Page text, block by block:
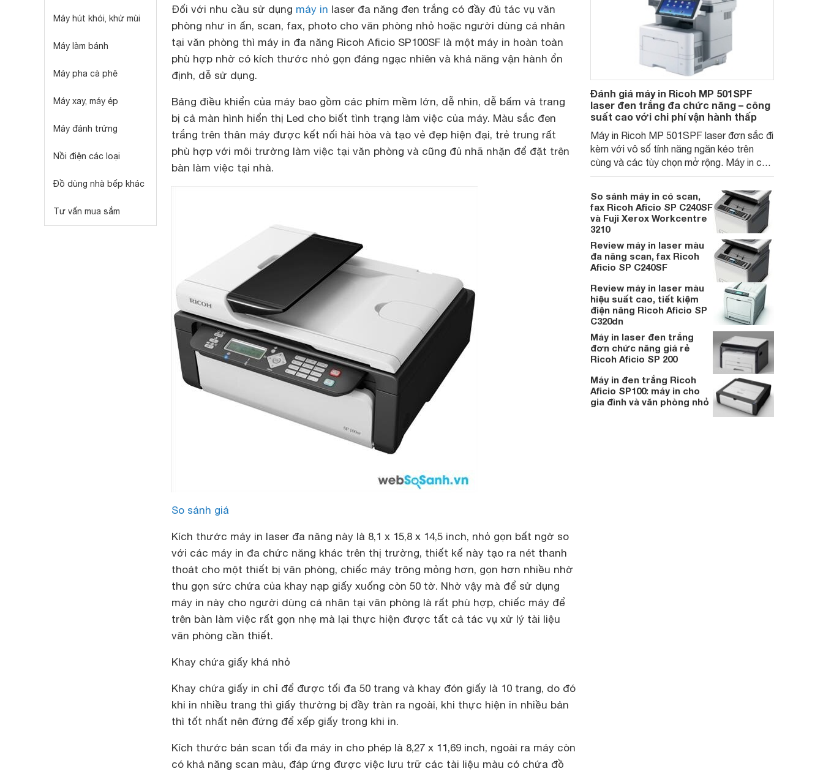
Máy hút khói, khử mùi
Máy làm bánh
Máy pha cà phê
Máy xay, máy ép
Máy đánh trứng
Nồi điện các loại
Đồ dùng nhà bếp khác
Tư vấn mua sắm
Đối với nhu cầu sử dụng máy in laser đa năng đen trắng có đầy đủ tác vụ văn
phòng như in ấn, scan, fax, photo cho văn phòng nhỏ hoặc người dùng cá nhân
tại văn phòng thì máy in đa năng Ricoh Aficio SP100SF là một máy in hoàn toàn
phù hợp nhờ có kích thước nhỏ gọn đáng ngạc nhiên và khả năng vận hành ổn
định, dễ sử dụng.
Bảng điều khiển của máy bao gồm các phím mềm lớn, dễ nhìn, dễ bấm và trang
bị cả màn hình hiển thị Led cho biết tình trạng làm việc của máy. Màu sắc đen
trắng trên thân máy được kết nối hài hòa và tạo vẻ đẹp hiện đại, trẻ trung rất
phù hợp với môi trường làm việc tại văn phòng và cũng đủ nhã nhặn để đặt trên
bàn làm việc tại nhà.
So sánh giá
Kích thước máy in laser đa năng này là 8,1 x 15,8 x 14,5 inch, nhỏ gọn bất ngờ so
với các máy in đa chức năng khác trên thị trường, thiết kế này tạo ra nét thanh
thoát cho một thiết bị văn phòng, chiếc máy trông mỏng hơn, gọn hơn nhiều nhờ
thu gọn sức chứa của khay nạp giấy xuống còn 50 tờ. Nhờ vậy mà để sử dụng
máy in này cho người dùng cá nhân tại văn phòng là rất phù hợp, chiếc máy để
trên bàn làm việc rất gọn nhẹ mà lại thực hiện được tất cả tác vụ xử lý tài liệu
văn phòng cần thiết.
Khay chứa giấy khá nhỏ
Khay chứa giấy in chỉ để được tối đa 50 trang và khay đón giấy là 10 trang, do đó
khi in nhiều trang thì giấy thường bị đầy tràn ra ngoài, khi thực hiện in nhiều bản
thì tốt nhất nên đứng để xếp giấy trong khi in.
Kích thước bản scan tối đa máy in cho phép là 8,27 x 11,69 inch, ngoài ra máy còn
có khả năng scan màu, đáp ứng được việc lưu trữ các tài liệu màu có chứa đồ
Đánh giá máy in Ricoh MP 501SPF
laser đen trắng đa chức năng – công
suất cao với chi phí vận hành thấp
Máy in Ricoh MP 501SPF laser đơn sắc đi
kèm với vô số tính năng ngăn kéo trên
cùng và các tùy chọn mở rộng. Máy in có
độ bền cao, nhanh chóng và có chi phí rất
thấp cho mỗi trang, nhưng bản thân máy in
sẽ khiến bạn phải bỏ nhiều chi phí mới sở
hữu được nó.
So sánh máy in có scan,
fax Ricoh Aficio SP C240SF
và Fuji Xerox Workcentre
3210
Review máy in laser màu
đa năng scan, fax Ricoh
Aficio SP C240SF
Review máy in laser màu
hiệu suất cao, tiết kiệm
điện năng Ricoh Aficio SP
C320dn
Máy in laser đen trắng
đơn chức năng giá rẻ
Ricoh Aficio SP 200
Máy in đen trắng Ricoh
Aficio SP100: máy in cho
gia đình và văn phòng nhỏ